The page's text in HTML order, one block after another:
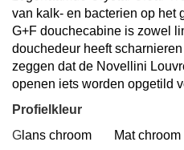
van kalk- en bacterien op het
G+F douchecabine is zowel
douchedeur heeft
zeggen dat de Novellini
openen iets worden opgetild
Profielkleur
G lans chroom Mat chroom